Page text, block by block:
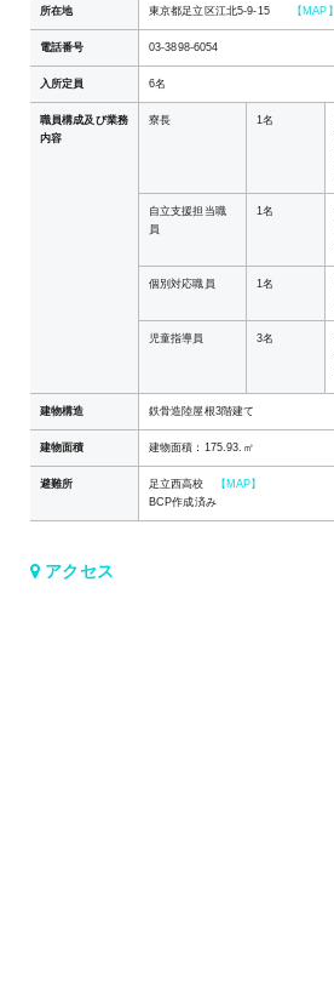
所在地 東京都足立区江北5-9-15 【MAP】
電話番号 03-3898-6054
入所定員 6名
職員構成及び業務
内容
寮長 1名
自立支援担当職
員
1名
個別対応職員 1名
児童指導員 3名
建物構造 鉄骨造陸屋根3階建て
建物面積 建物面積：175.93.㎡
避難所 足立西高校
【MAP】
BCP作成済み
アクセス